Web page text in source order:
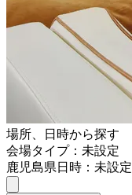
場所、日時から探す
会場タイプ：未設定
鹿児島県日時：未設定